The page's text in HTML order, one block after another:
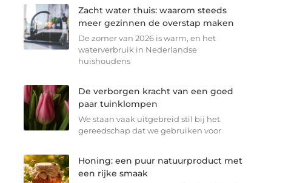
Zacht water thuis: waarom steeds
meer gezinnen de overstap maken
De zomer van 2026 is warm, en het
waterverbruik in Nederlandse
huishoudens
De verborgen kracht van een goed
paar tuinklompen
We staan vaak uitgebreid stil bij het
gereedschap dat we gebruiken voor
Honing: een puur natuurproduct met
een rijke smaak